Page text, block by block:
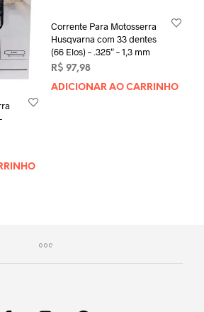
Corrente Para Motosserra
Husqvarna com 33 dentes
(66 Elos) – .325″ – 1,3 mm
R$ 97,98
ADICIONAR AO CARRINHO